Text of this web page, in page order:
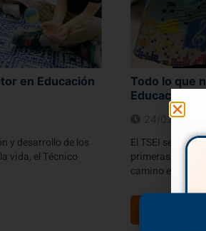
en Educación
y desarrollo de los
vida, el Técnico
Todo lo que
Educación
24/02/2021
El TSEI será la
primeras
camino en